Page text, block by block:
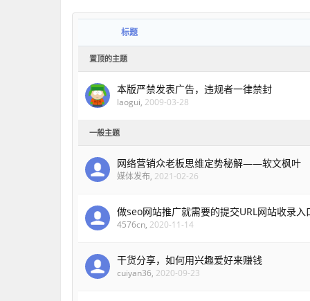
标题
置顶的主题
本版严禁发表广告，违规者一律禁封
laogui, 2009-03-28
一般主题
网络营销众老板思维定势秘解——软文枫叶
媒体发布, 2021-02-26
做seo网站推广就需要的提交URL网站收录入
4576cn, 2020-11-14
干货分享，如何用兴趣爱好来赚钱
cuiyan36, 2020-09-23